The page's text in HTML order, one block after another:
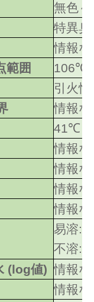
無色～
特異臭
情報
範囲
106℃
引火
情報
41℃
情報
情報
情報
情報
易溶:
不溶:
(log値) 情報
情報